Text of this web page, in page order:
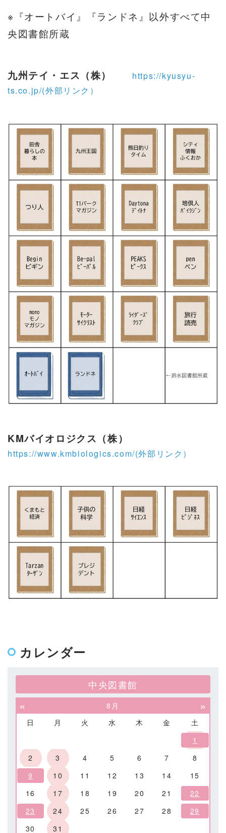
※『オートバイ』『ランドネ』以外すべて中
央図書館所蔵
九州テイ・エス（株）
https://kyusyu-
ts.co.jp/(外部リンク）
KMバイオロジクス（株）
https://www.kmbiologics.com/(外部リンク）
カレンダー
中央図書館
« 8月 »
日 月 火 水 木 金
土
1
2
3 4 5 6 7
8
9
10 11 12 13 14
15
16
17 18 19 20 21
22
23
24 25 26 27 28
29
30
31